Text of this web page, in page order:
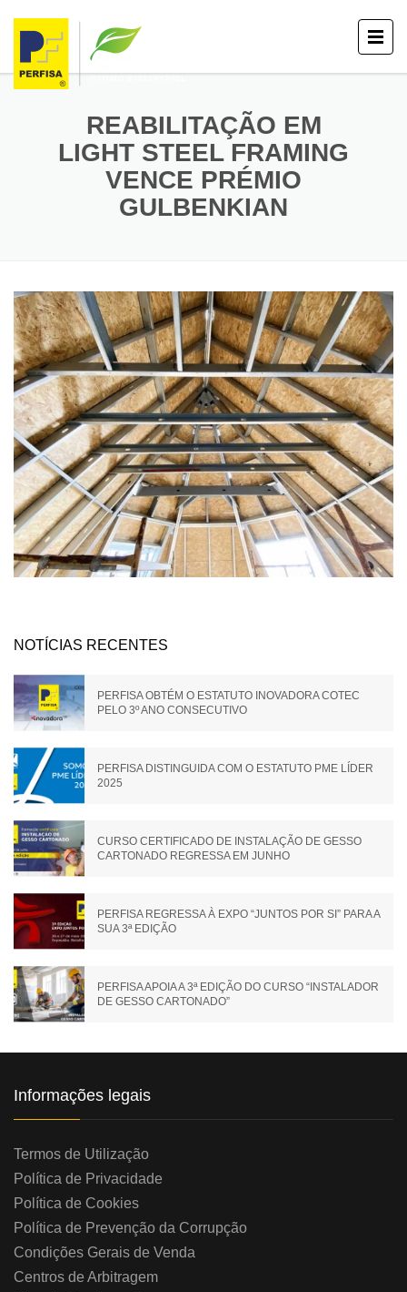
REABILITAÇÃO EM
LIGHT STEEL FRAMING
VENCE PRÉMIO
GULBENKIAN
NOTÍCIAS RECENTES
PERFISA OBTÉM O ESTATUTO INOVADORA COTEC
PELO 3º ANO CONSECUTIVO
PERFISA DISTINGUIDA COM O ESTATUTO PME LÍDER
2025
CURSO CERTIFICADO DE INSTALAÇÃO DE GESSO
CARTONADO REGRESSA EM JUNHO
PERFISA REGRESSA À EXPO “JUNTOS POR SI” PARA A
SUA 3ª EDIÇÃO
PERFISA APOIA A 3ª EDIÇÃO DO CURSO “INSTALADOR
DE GESSO CARTONADO”
Informações legais
Termos de Utilização
Política de Privacidade
Política de Cookies
Política de Prevenção da Corrupção
Condições Gerais de Venda
Centros de Arbitragem